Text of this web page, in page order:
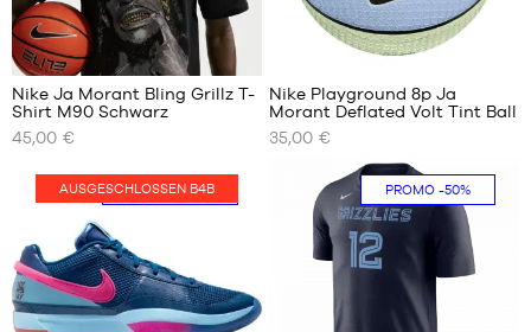
XXL
UNSERE
VERFÜGBAREN
S
L
XL
XXL
Nike Ja Morant Bling Grillz T-
Shirt M90 Schwarz
45,00 €
UNSERE
VERFÜGBAREN
Größe
Nike Playground 8p Ja
Morant Deflated Volt Tint Ball
35,00 €
PROMO-40%
AUSGESCHLOSSEN B4B PROMO-50%